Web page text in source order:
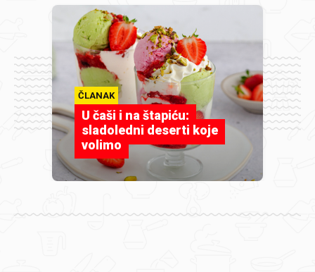
ČLANAK
U čaši i na štapiću:
sladoledni deserti koje
volimo